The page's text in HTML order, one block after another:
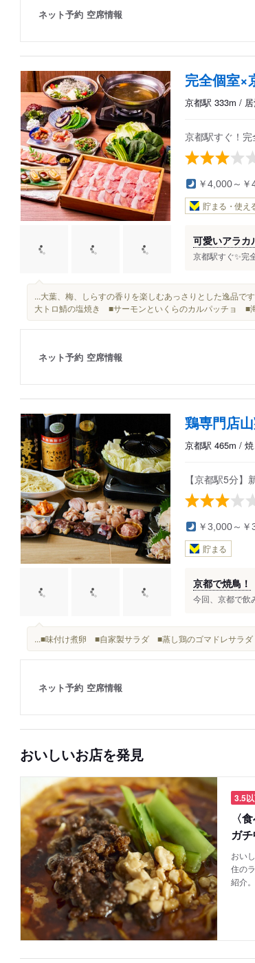
ネット予約 空席情報
完全個室×
京都駅 333m /
京都駅すぐ！
￥4,000～￥
貯まる・使え
可愛いアラカ
京都駅すぐ✨
...大葉、梅、しらすの香りを楽しむあっさりとした逸品で
大トロ鯖の塩焼き ■サーモンといくらのカルパッチョ ■
ネット予約 空席情報
鶏専門店
京都駅 465m /
【京都駅5分
￥3,000～￥
貯まる
京都で焼鳥！
今回、京都で飲
...■味付け煮卵 ■自家製サラダ ■蒸し鶏のゴマドレサラ
ネット予約 空席情報
おいしいお店を発見
3.5
〈
ガ
おい
住の
紹介。